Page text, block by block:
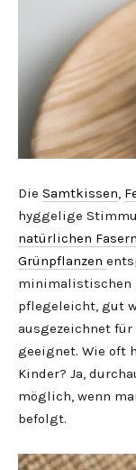
Die Samtkissen,
hyggelige
natürlichen Fasern
Grünpflanzen
minimalistischen
pflegeleicht, gut
ausgezeichnet für
geeignet. Wie oft
Kinder? Ja,
möglich, wenn
befolgt.